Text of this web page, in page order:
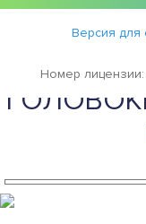
Версия для
Номер
Статьи ›